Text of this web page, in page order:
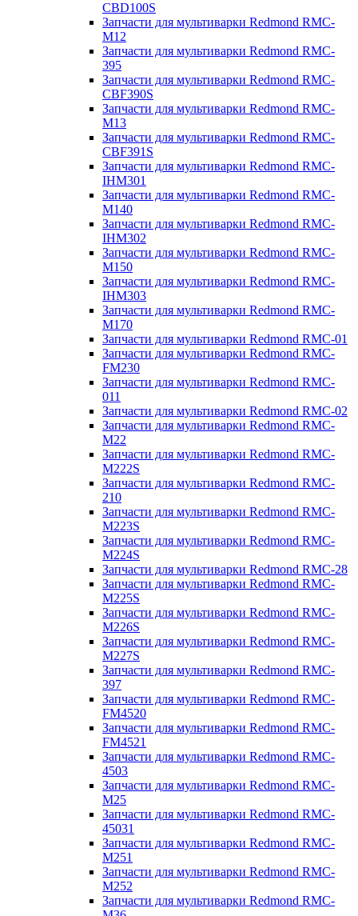
CBD100S
Запчасти для мультиварки Redmond RMC-
M12
Запчасти для мультиварки Redmond RMC-
395
Запчасти для мультиварки Redmond RMC-
CBF390S
Запчасти для мультиварки Redmond RMC-
M13
Запчасти для мультиварки Redmond RMC-
CBF391S
Запчасти для мультиварки Redmond RMC-
IHM301
Запчасти для мультиварки Redmond RMC-
M140
Запчасти для мультиварки Redmond RMC-
IHM302
Запчасти для мультиварки Redmond RMC-
M150
Запчасти для мультиварки Redmond RMC-
IHM303
Запчасти для мультиварки Redmond RMC-
M170
Запчасти для мультиварки Redmond RMC-01
Запчасти для мультиварки Redmond RMC-
FM230
Запчасти для мультиварки Redmond RMC-
011
Запчасти для мультиварки Redmond RMC-02
Запчасти для мультиварки Redmond RMC-
M22
Запчасти для мультиварки Redmond RMC-
M222S
Запчасти для мультиварки Redmond RMC-
210
Запчасти для мультиварки Redmond RMC-
M223S
Запчасти для мультиварки Redmond RMC-
M224S
Запчасти для мультиварки Redmond RMC-28
Запчасти для мультиварки Redmond RMC-
M225S
Запчасти для мультиварки Redmond RMC-
M226S
Запчасти для мультиварки Redmond RMC-
M227S
Запчасти для мультиварки Redmond RMC-
397
Запчасти для мультиварки Redmond RMC-
FM4520
Запчасти для мультиварки Redmond RMC-
FM4521
Запчасти для мультиварки Redmond RMC-
4503
Запчасти для мультиварки Redmond RMC-
M25
Запчасти для мультиварки Redmond RMC-
45031
Запчасти для мультиварки Redmond RMC-
M251
Запчасти для мультиварки Redmond RMC-
M252
Запчасти для мультиварки Redmond RMC-